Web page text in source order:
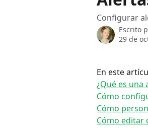
Configurar
Escrito
29 de
En este
¿Qué es una
Cómo
Cómo
Cómo editar